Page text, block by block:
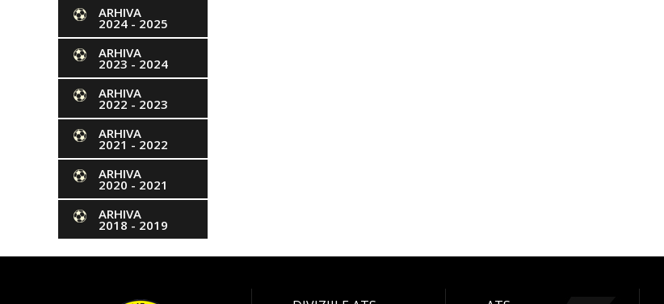
ARHIVA
2024 - 2025
ARHIVA
2023 - 2024
ARHIVA
2022 - 2023
ARHIVA
2021 - 2022
ARHIVA
2020 - 2021
ARHIVA
2018 - 2019